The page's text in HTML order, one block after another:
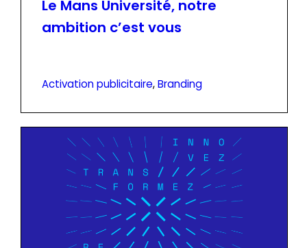
Le Mans Université, notre
ambition c’est vous
Activation publicitaire, Branding